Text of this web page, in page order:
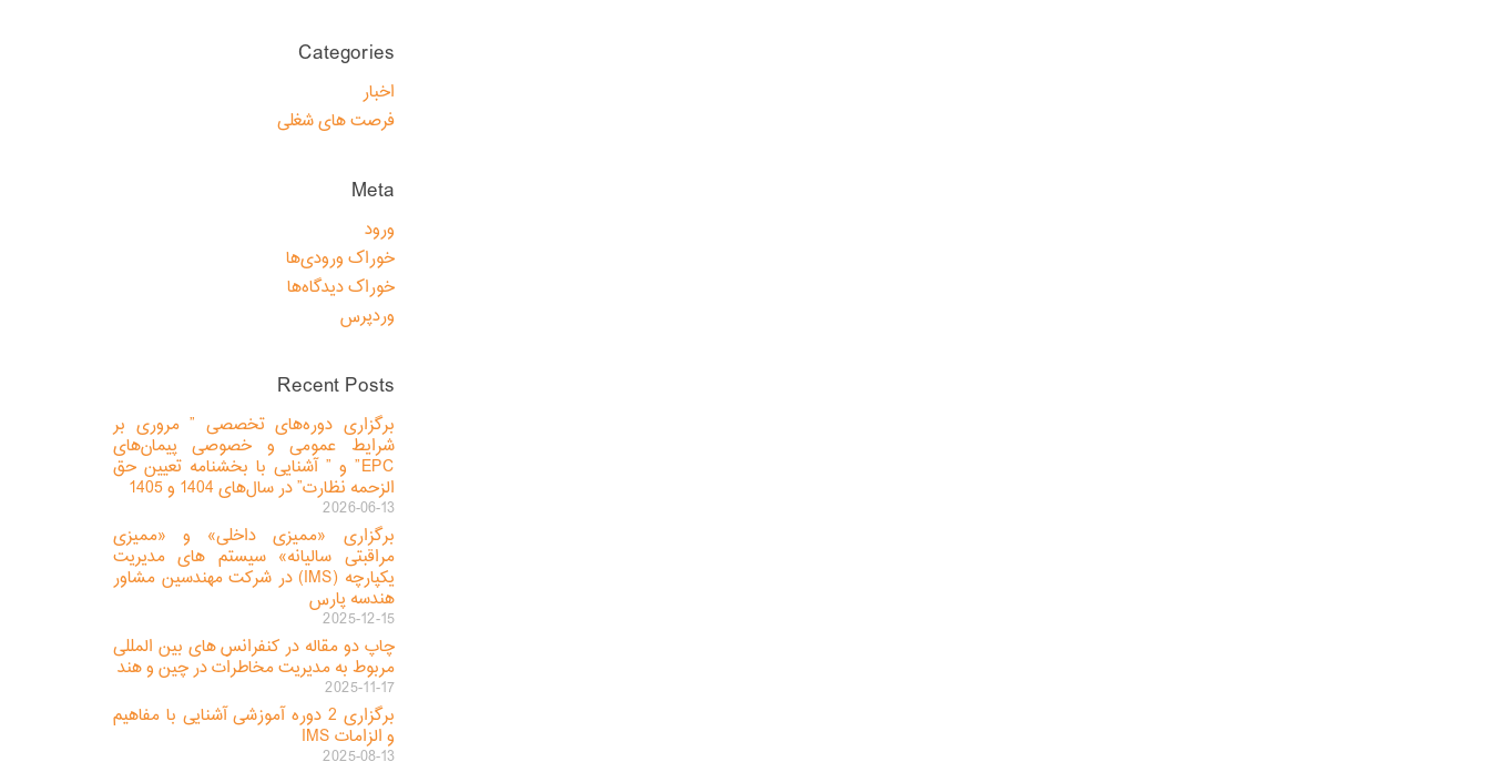
Categories
اخبار
فرصت های شغلی
Meta
ورود
خوراک ورودی‌ها
خوراک دیدگاه‌ها
وردپرس
Recent Posts
برگزاری دوره‌های تخصصی ” مروری بر
شرایط عمومی و خصوصی پیمان‌های
EPC” و ” آشنایی با بخشنامه تعیین حق
الزحمه نظارت” در سال‌های 1404 و 1405
2026-06-13
برگزاری «ممیزی داخلی» و «ممیزی
مراقبتی سالیانه» سیستم های مدیریت
یکپارچه (IMS) در شرکت مهندسین مشاور
هندسه پارس
2025-12-15
چاپ دو مقاله در کنفرانس های بین المللی
مربوط به مدیریت مخاطرات در چین و هند
2025-11-17
برگزاری 2 دوره آموزشی آشنایی با مفاهیم
و الزامات IMS
2025-08-13